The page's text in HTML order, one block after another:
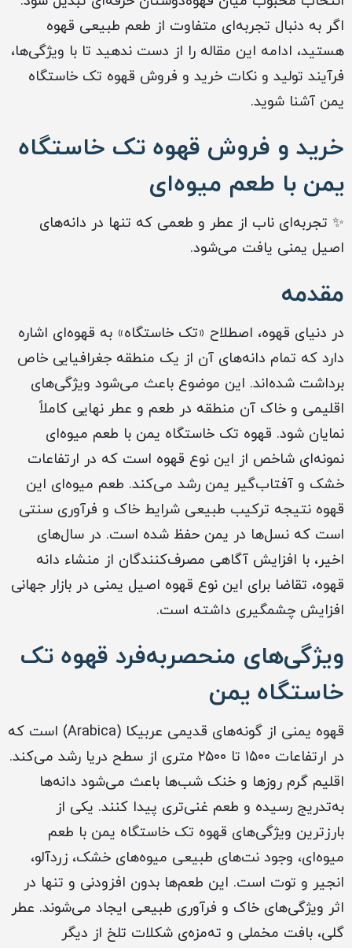
اگر به دنبال تجربه‌ای متفاوت از طعم طبیعی قهوه
هستید، ادامه این مقاله را از دست ندهید تا با ویژگی‌ها،
فرآیند تولید و نکات خرید و فروش قهوه تک خاستگاه
یمن آشنا شوید.
خرید و فروش قهوه تک خاستگاه
یمن با طعم میوه‌ای
✨ تجربه‌ای ناب از عطر و طعمی که تنها در دانه‌های
اصیل یمنی یافت می‌شود.
مقدمه
در دنیای قهوه، اصطلاح «تک خاستگاه» به قهوه‌ای اشاره
دارد که تمام دانه‌های آن از یک منطقه جغرافیایی خاص
برداشت شده‌اند. این موضوع باعث می‌شود ویژگی‌های
اقلیمی و خاک آن منطقه در طعم و عطر نهایی کاملاً
نمایان شود. قهوه تک خاستگاه یمن با طعم میوه‌ای
نمونه‌ای شاخص از این نوع قهوه است که در ارتفاعات
خشک و آفتاب‌گیر یمن رشد می‌کند. طعم میوه‌ای این
قهوه نتیجه ترکیب طبیعی شرایط خاک و فرآوری سنتی
است که نسل‌ها در یمن حفظ شده است. در سال‌های
اخیر، با افزایش آگاهی مصرف‌کنندگان از منشاء دانه
قهوه، تقاضا برای این نوع قهوه اصیل یمنی در بازار جهانی
افزایش چشمگیری داشته است.
ویژگی‌های منحصربه‌فرد قهوه تک
خاستگاه یمن
قهوه یمنی از گونه‌های قدیمی عربیکا (Arabica) است که
در ارتفاعات ۱۵۰۰ تا ۲۵۰۰ متری از سطح دریا رشد می‌کند.
اقلیم گرم روزها و خنک شب‌ها باعث می‌شود دانه‌ها
به‌تدریج رسیده و طعم غنی‌تری پیدا کنند. یکی از
بارزترین ویژگی‌های قهوه تک خاستگاه یمن با طعم
میوه‌ای، وجود نت‌های طبیعی میوه‌های خشک، زردآلو،
انجیر و توت است. این طعم‌ها بدون افزودنی و تنها در
اثر ویژگی‌های خاک و فرآوری طبیعی ایجاد می‌شوند. عطر
گلی، بافت مخملی و ته‌مزه‌ی شکلات تلخ از دیگر